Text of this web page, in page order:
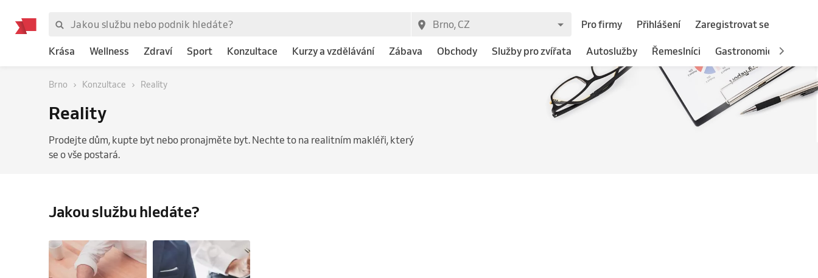
Pro firmy Přihlášení Zaregistrovat se
Krása Wellness Zdraví Sport Konzultace Kurzy a vzdělávání Zábava Obchody Služby pro zvířata Autoslužby Řemeslníci Gastronomie
Brno Konzultace Reality
Reality
Prodejte dům, kupte byt nebo pronajměte byt. Nechte to na realitním makléři, který
se o vše postará.
Jakou službu hledáte?